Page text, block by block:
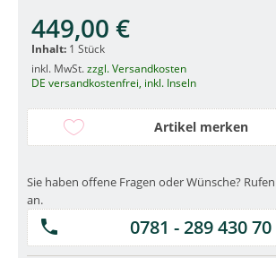
449,00 €
Inhalt: 1 Stück
inkl. MwSt.zzgl. Versandkosten
DE versandkostenfrei, inkl. Inseln
Artikel merken
Sie haben offene Fragen oder Wünsche?
an.
0781 - 289 430 70